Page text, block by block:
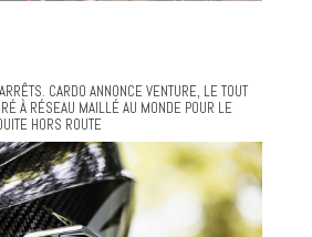
CARDO ANNONCE VENTURE, LE TOUT
À RÉSEAU MAILLÉ AU MONDE POUR LE
HORS ROUTE